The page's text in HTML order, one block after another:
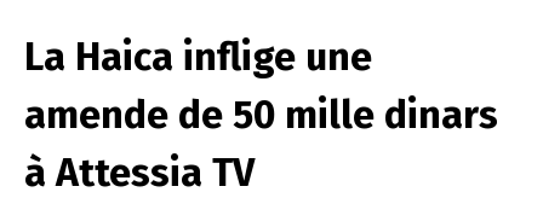
La Haica inflige une
amende de 50 mille dinars
à Attessia TV